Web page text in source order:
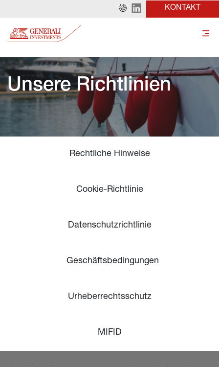
KONTAKT
Unsere Richtlinien
Rechtliche Hinweise
Cookie-Richtlinie
Datenschutzrichtlinie
Geschäftsbedingungen
Urheberrechtsschutz
MIFID